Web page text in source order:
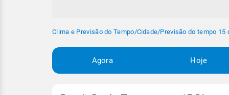
Clima e Previsão do Tempo/Cidade/Previsão do tempo 15
Agora Hoje